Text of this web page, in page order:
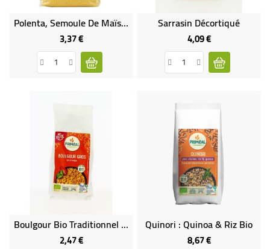
Polenta, Semoule De Maïs Précuite
3,37 €Prix
Sarrasin Décortiqué
4,09 €Prix
Boulgour Bio Traditionnel 500 G
2,47 €Prix
Quinori : Quinoa & Riz Bio
8,67 €Prix